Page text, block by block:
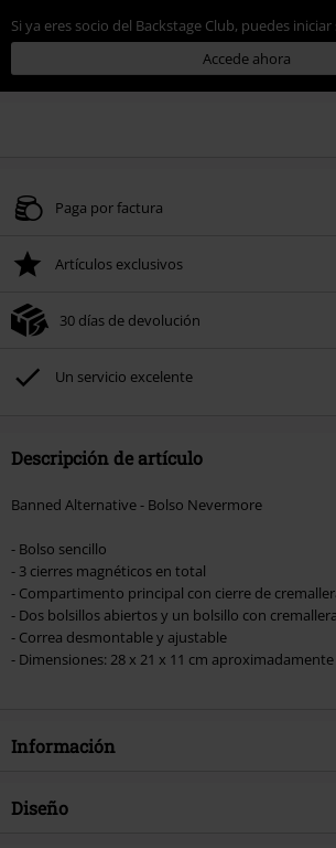
Si ya eres socio del Backstage Club, puedes
Accede ahora
Paga por factura
Artículos exclusivos
30 días de devolución
Un servicio excelente
Descripción de artículo
Banned Alternative - Bolso Nevermore
- Bolso sencillo
- 3 cierres magnéticos en total
- Compartimento principal con cierre de
- Dos bolsillos abiertos y un bolsillo con cremallera
- Correa desmontable y ajustable
- Dimensiones: 28 x 21 x 11 cm aproximadamente
Información
Artículo no.
Diseño